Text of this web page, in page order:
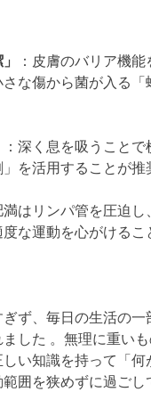
：皮膚のバリア機
な傷から菌が入る
：深く息を吸うこと
を活用することが推
満はリンパ管を圧迫
な運動を心がけるこ
ず、毎日の生活の
した 。無理に重い
い知識を持って「
囲を狭めずに過ご